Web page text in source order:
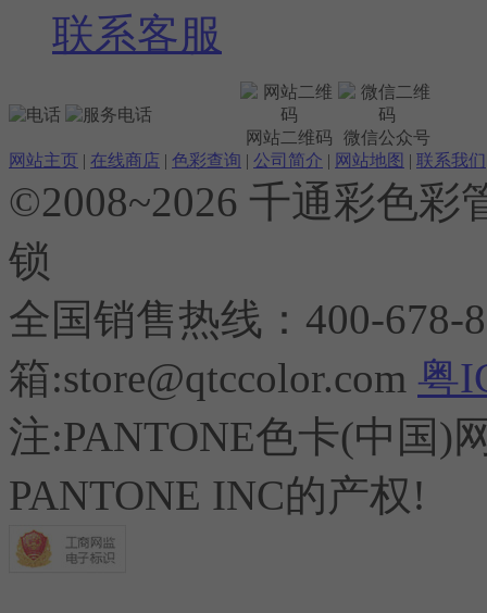
联系客服
网站二维码
微信公众号
网站主页 | 在线商店 | 色彩查询 | 公司简介 | 网站地图 | 联系我们
©2008~2026 千通彩色彩
锁
全国销售热线：400-678-
箱:store@qtccolor.com 粤
注:PANTONE色卡(中国)
PANTONE INC的产权!